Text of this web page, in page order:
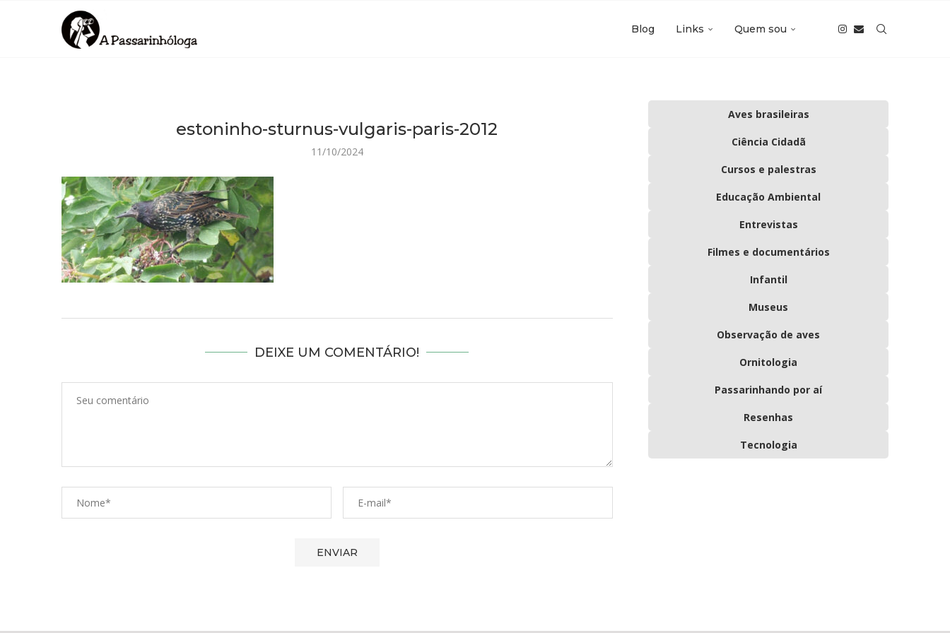
Blog Links Quem sou
estoninho-sturnus-vulgaris-paris-2012
11/10/2024
DEIXE UM COMENTÁRIO!
Aves brasileiras
Ciência Cidadã
Cursos e palestras
Educação Ambiental
Entrevistas
Filmes e documentários
Infantil
Museus
Observação de aves
Ornitologia
Passarinhando por aí
Resenhas
Tecnologia